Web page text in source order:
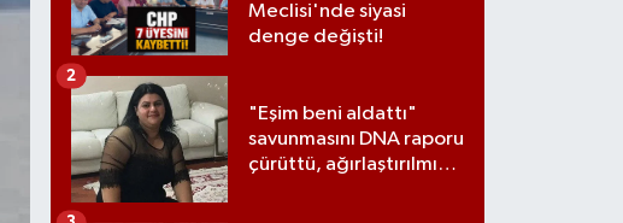
Meclisi'nde siyasi
denge değişti!
"Eşim beni aldattı"
savunmasını DNA raporu
çürüttü, ağırlaştırılmış
2